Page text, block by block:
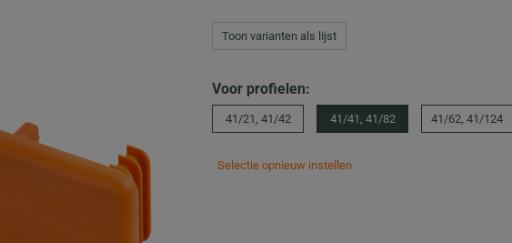
Toon varianten als lijst
Voor profielen:
41/21, 41/42 41/41, 41/82 41/62, 41/124
Selectie opnieuw instellen